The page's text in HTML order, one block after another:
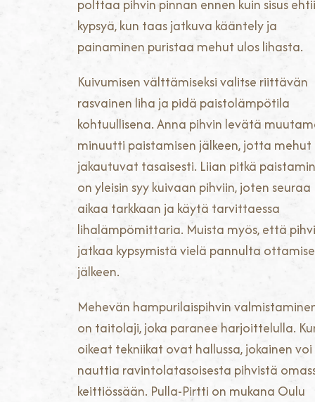
polttaa pihvin pinnan ennen kuin sisus ehtii
kypsyä, kun taas jatkuva kääntely ja
painaminen puristaa mehut ulos lihasta.
Kuivumisen välttämiseksi valitse riittävän
rasvainen liha ja pidä paistolämpötila
kohtuullisena. Anna pihvin levätä
minuutti paistamisen jälkeen, jotta mehut
jakautuvat tasaisesti. Liian pitkä
on yleisin syy kuivaan pihviin, joten seuraa
aikaa tarkkaan ja käytä tarvittaessa
lihalämpömittaria. Muista myös, että pihvi
jatkaa kypsymistä vielä pannulta
jälkeen.
Mehevän hampurilaispihvin
on taitolaji, joka paranee harjoittelulla.
oikeat tekniikat ovat hallussa, jokainen voi
nauttia ravintolatasoisesta pihvistä
keittiössään. Pulla-Pirtti on mukana Oulu